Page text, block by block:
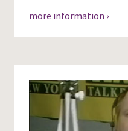
more information ›